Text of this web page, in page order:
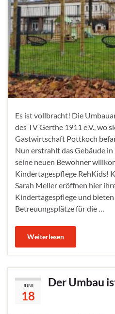
Es ist vollbracht! Die
des TV Gerthe 1911 e.V., wo
Gastwirtschaft Pottkoch
Nun erstrahlt das Gebäude
seine neuen Bewohner
Kindertagespflege RehKids!
Sarah Meller eröffnen hier
Kindertagespflege und
Betreuungsplätze für die …
Weiterlesen
JUNI
18
Der Umbau